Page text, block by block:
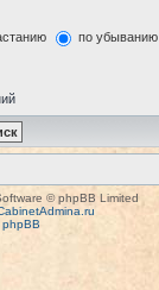
по убыванию
© phpBB Limited
phpBB